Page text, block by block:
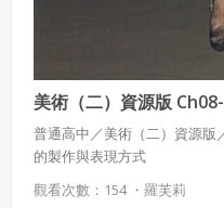
美術（二）資源版
普通高中／美術（二）資源版
的製作與表現方式
觀看次數：154 ・ 羅芙莉